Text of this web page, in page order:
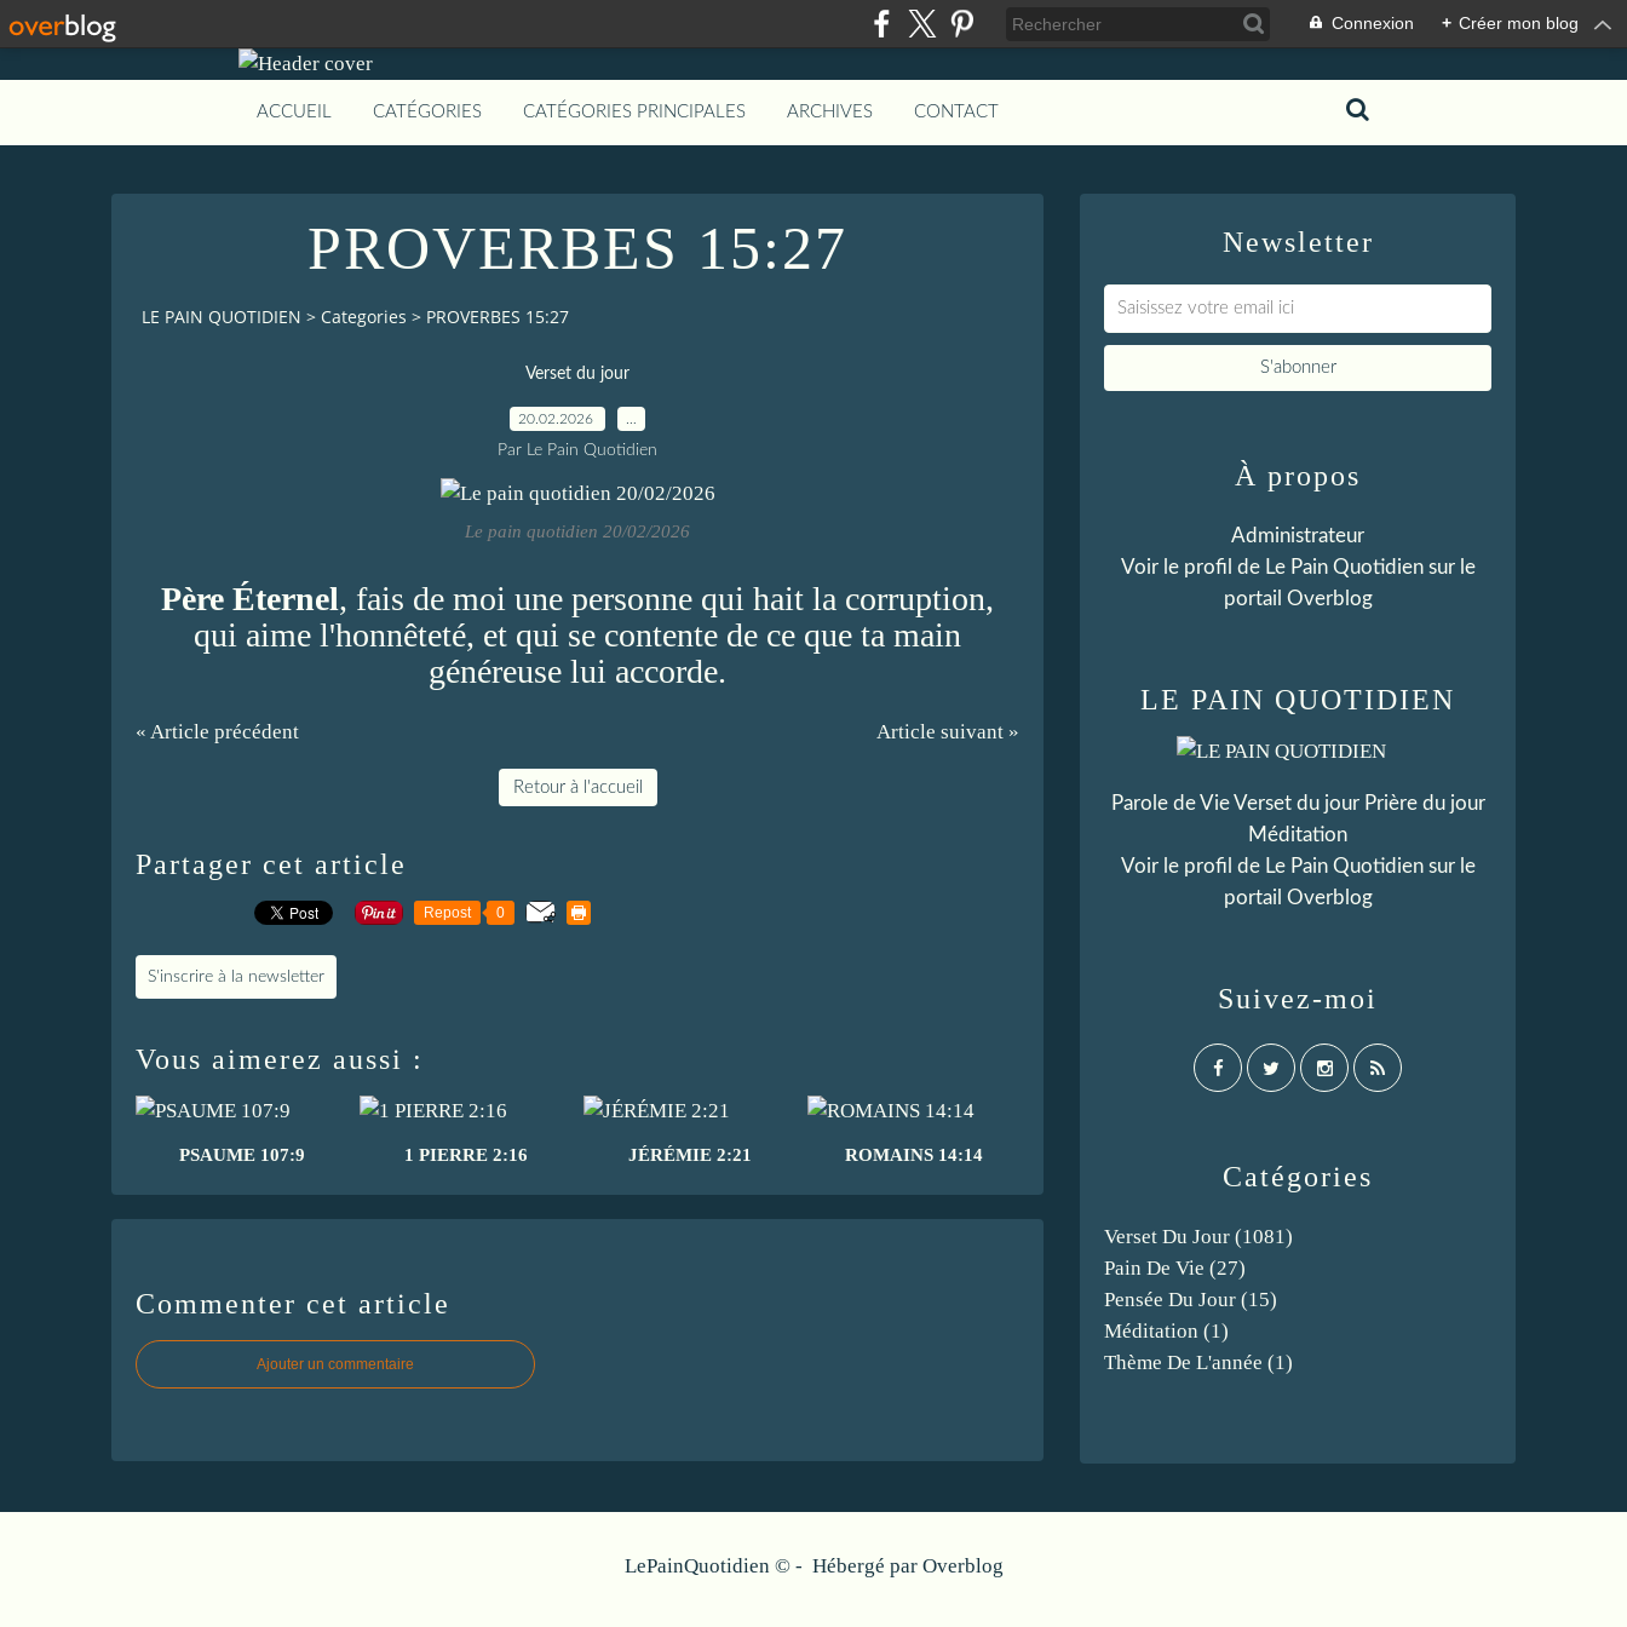
Connexion + Créer mon blog
ACCUEIL CATÉGORIES CATÉGORIES PRINCIPALES ARCHIVES CONTACT
PROVERBES 15:27
LE PAIN QUOTIDIEN > Categories > PROVERBES 15:27
Verset du jour
20.02.2026
Par Le Pain Quotidien
Le pain quotidien 20/02/2026
Père Éternel, fais de moi une personne qui hait la corruption,
qui aime l'honnêteté, et qui se contente de ce que ta main
généreuse lui accorde.
« Article précédent Article suivant »
Retour à l'accueil
Partager cet article
Repost 0
S'inscrire à la newsletter
Vous aimerez aussi :
PSAUME 107:9 1 PIERRE 2:16 JÉRÉMIE 2:21 ROMAINS 14:14
Commenter cet article
Ajouter un commentaire
Newsletter
Catégories
Verset Du Jour (1081)
Pain De Vie (27)
Pensée Du Jour (15)
Méditation (1)
Thème De L'année (1)
LE PAIN QUOTIDIEN
Parole de Vie Verset du jour Prière du jour
Méditation
Voir le profil de Le Pain Quotidiensur le
portail Overblog
Suivez-moi
À propos
Administrateur
Voir le profil de Le Pain Quotidiensur le
portail Overblog
LePainQuotidien © - Hébergé par Overblog